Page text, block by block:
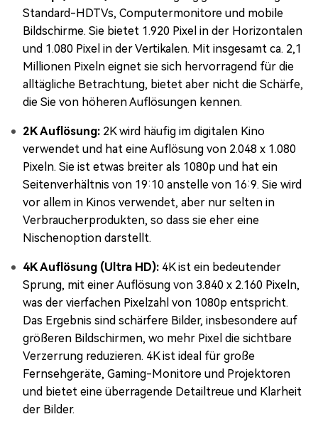
Standard-HDTVs, Computermonitore und mobile
Bildschirme. Sie bietet 1.920 Pixel in der Horizontalen
und 1.080 Pixel in der Vertikalen. Mit insgesamt ca. 2,1
Millionen Pixeln eignet sie sich hervorragend für die
alltägliche Betrachtung, bietet aber nicht die Schärfe,
die Sie von höheren Auflösungen kennen.
2K Auflösung: 2K wird häufig im digitalen Kino
verwendet und hat eine Auflösung von 2.048 x 1.080
Pixeln. Sie ist etwas breiter als 1080p und hat ein
Seitenverhältnis von 19:10 anstelle von 16:9. Sie wird
vor allem in Kinos verwendet, aber nur selten in
Verbraucherprodukten, so dass sie eher eine
Nischenoption darstellt.
4K Auflösung (Ultra HD): 4K ist ein bedeutender
Sprung, mit einer Auflösung von 3.840 x 2.160 Pixeln,
was der vierfachen Pixelzahl von 1080p entspricht.
Das Ergebnis sind schärfere Bilder, insbesondere auf
größeren Bildschirmen, wo mehr Pixel die sichtbare
Verzerrung reduzieren. 4K ist ideal für große
Fernsehgeräte, Gaming-Monitore und Projektoren
und bietet eine überragende Detailtreue und Klarheit
der Bilder.